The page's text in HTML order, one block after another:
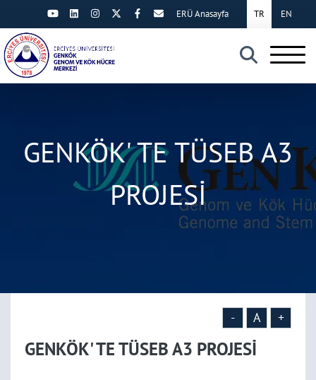
×
TR EN
ERÜ Anasayfa
GENKÖK' TE TÜSEB A3
PROJESİ
- A +
GENKÖK' TE TÜSEB A3 PROJESİ